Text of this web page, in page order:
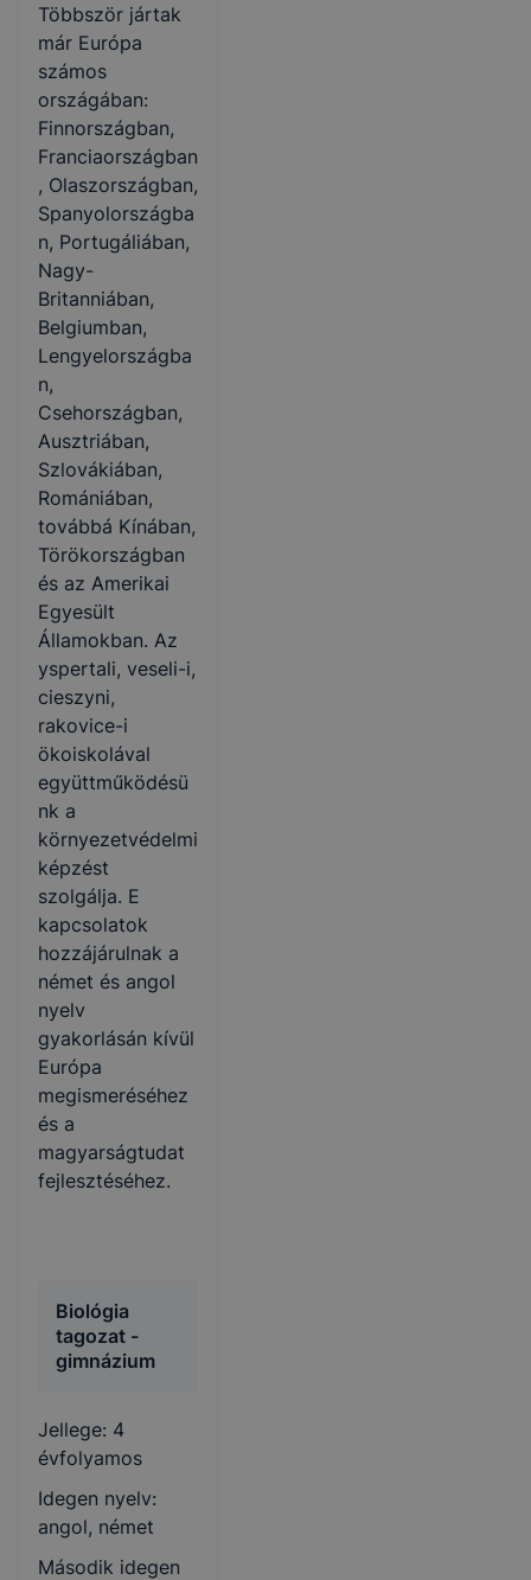
Többször jártak
már Európa
számos
országában:
Finnországban,
Franciaországban
, Olaszországban,
Spanyolországba
n, Portugáliában,
Nagy-
Britanniában,
Belgiumban,
Lengyelországba
n,
Csehországban,
Ausztriában,
Szlovákiában,
Romániában,
továbbá Kínában,
Törökországban
és az Amerikai
Egyesült
Államokban. Az
yspertali, veseli-i,
cieszyni,
rakovice-i
ökoiskolával
együttműködésü
nk a
környezetvédelmi
képzést
szolgálja. E
kapcsolatok
hozzájárulnak a
német és angol
nyelv
gyakorlásán kívül
Európa
megismeréséhez
és a
magyarságtudat
fejlesztéséhez.
Biológia
tagozat -
gimnázium
Jellege: 4
évfolyamos
Idegen nyelv:
angol, német
Második idegen